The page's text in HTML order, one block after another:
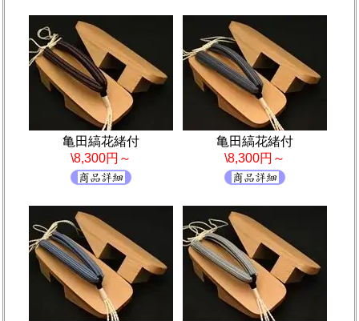
亀田縞花緒付
\8,300円～
亀田縞花緒付
\8,300円～